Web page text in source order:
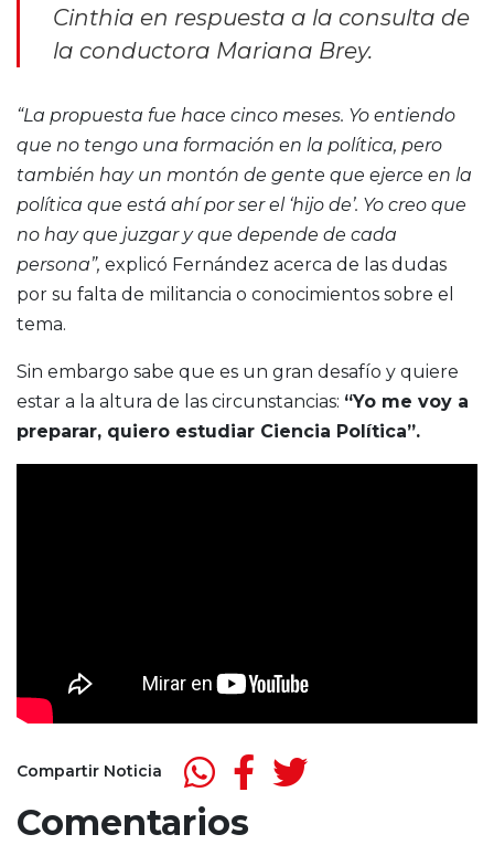
Cinthia en respuesta a la consulta de
la conductora Mariana Brey.
“La propuesta fue hace cinco meses. Yo entiendo
que no tengo una formación en la política, pero
también hay un montón de gente que ejerce en la
política que está ahí por ser el ‘hijo de’. Yo creo que
no hay que juzgar y que depende de cada
persona”, explicó Fernández acerca de las dudas
por su falta de militancia o conocimientos sobre el
tema.
Sin embargo sabe que es un gran desafío y quiere
estar a la altura de las circunstancias: “Yo me voy a
preparar, quiero estudiar Ciencia Política”.
Compartir Noticia
Comentarios